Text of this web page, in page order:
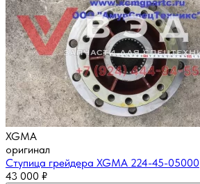
XGMA
оригинал
Ступица грейдера XGMA 224-45-05000
43 000 ₽